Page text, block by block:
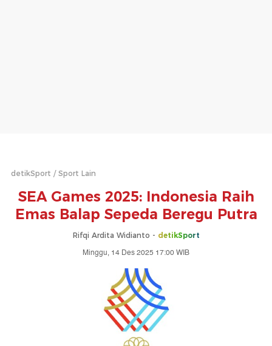
detikSport Sport Lain
SEA Games 2025: Indonesia Raih
Emas Balap Sepeda Beregu Putra
Rifqi Ardita Widianto - detikSport
Minggu, 14 Des 2025 17:00 WIB